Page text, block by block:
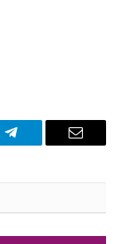
Telegram Email